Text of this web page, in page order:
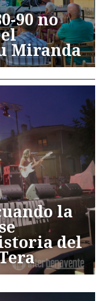
90 no
Miranda
la
del